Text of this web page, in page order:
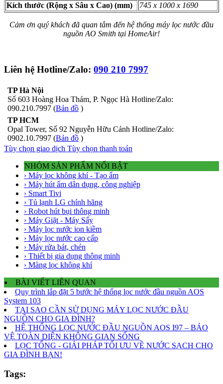
Kích thước (Rộng x Sâu x Cao) (mm)
745 x 1000 x 1690
Cảm ơn quý khách đã quan tâm đến hệ thống máy lọc nước đầu
nguồn AO Smith tại HomeAir!
Liên hệ Hotline/Zalo: 090 210 7997
TP Hà Nội
Số 603 Hoàng Hoa Thám, P. Ngọc Hà Hotline/Zalo:
090.210.7997 (Bản đồ )
TP HCM
Opal Tower, Số 92 Nguyễn Hữu Cảnh Hotline/Zalo:
0902.10.7997 (Bản đồ )
Tùy chọn giao dịch Tùy chọn thanh toán
NHÓM SẢN PHẨM NỔI BẬT
› Máy lọc không khí - Tạo ẩm
› Máy hút ẩm dân dụng, công nghiệp
› Smart Tivi
› Tủ lạnh LG chính hãng
› Robot hút bụi thông minh
› Máy Giặt - Máy Sấy
› Máy lọc nước ion kiềm
› Máy lọc nước cao cấp
› Máy rửa bát, chén
› Thiết bị gia dụng thông minh
› Màng lọc không khí
BÀI VIẾT LIÊN QUAN
Quy trình lắp đặt 5 bước hệ thống lọc nước đầu nguồn AOS
System 103
TẠI SAO CẦN SỬ DỤNG MÁY LỌC NƯỚC ĐẦU
NGUỒN CHO GIA ĐÌNH?
HỆ THỐNG LỌC NƯỚC ĐẦU NGUỒN AOS I97 – BẢO
VỆ TOÀN DIỆN KHÔNG GIAN SỐNG
LỌC TỔNG - GIẢI PHÁP TỐI ƯU VỀ NƯỚC SẠCH CHO
GIA ĐÌNH BẠN!
Tags: